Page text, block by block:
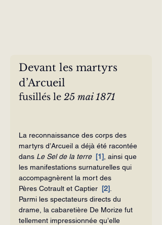
Devant les martyrs
d’Arcueil
fusillés le 25 mai 1871
La reconnaissance des corps des
martyrs d’Arcueil a déjà été racontée
dans Le Sel de la terre [1] , ainsi que
les manifestations surnaturelles qui
accompagnèrent la mort des
Pères Cotrault et Captier [2]
Parmi les spectateurs directs du
drame, la cabaretière De Morize fut
tellement impressionnée qu’elle